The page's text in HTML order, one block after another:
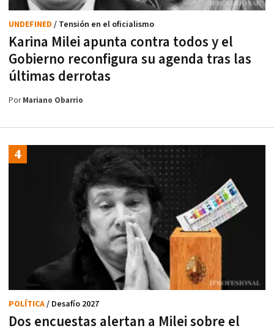
Karina Milei apunta contra todos y el
Gobierno reconfigura su agenda tras las
últimas derrotas
UNDEFINED / Tensión en el oficialismo
PorMariano Obarrio
Dos encuestas alertan a Milei sobre el
POLÍTICA/ Desafío 2027